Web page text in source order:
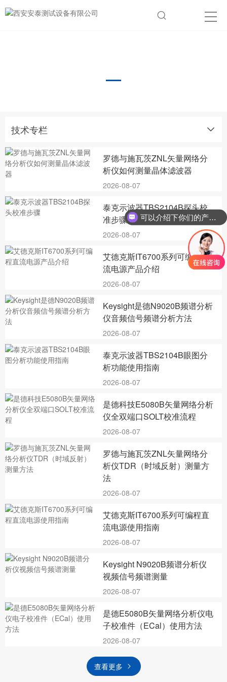
技术专栏
罗德与施瓦茨ZNL矢量网络分
析仪如何测量晶体滤波器
2026-08-07
泰克示波器TBS2104B探头校
准步骤
2026-08-07
艾德克斯IT6700系列可编程直
流电源产品介绍
2026-08-07
Keysight是德N9020B频谱分析
仪音频信号频谱分析方法
2026-08-07
泰克示波器TBS2104B眼图分
析功能使用指南
2026-08-07
是德科技E5080B矢量网络分析
仪全双端口SOLT校准流程
2026-08-07
罗德与施瓦茨ZNL矢量网络分
析仪TDR（时域反射）测量方
法
2026-08-07
艾德克斯IT6700系列可编程直
流电源使用指南
2026-08-07
Keysight N9020B频谱分析仪
视频信号频谱测量
2026-08-07
是德E5080B矢量网络分析仪电
子校准件（ECal）使用方法
2026-08-07
查看更多
可以介绍下你们的产品么？